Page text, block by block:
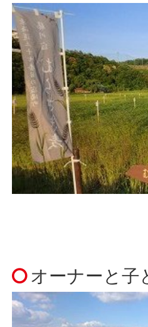
オーナーと子